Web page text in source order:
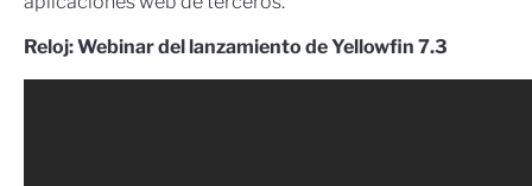
Reloj: Webinar del lanzamiento de Yellowfin 7.3